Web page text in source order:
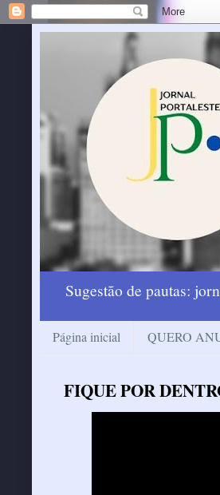
Sugestão de pautas:
Página inicial QUERO
FIQUE POR